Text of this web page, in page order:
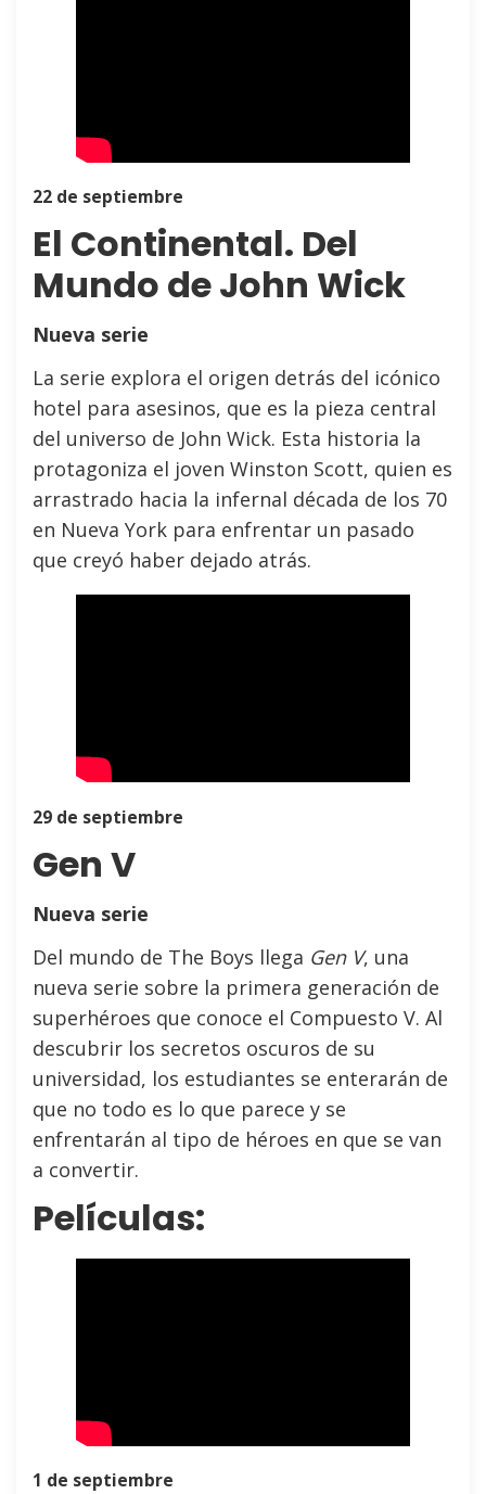
22 de septiembre
El Continental. Del
Mundo de John Wick
Nueva serie
La serie explora el origen detrás del icónico
hotel para asesinos, que es la pieza central
del universo de John Wick. Esta historia la
protagoniza el joven Winston Scott, quien es
arrastrado hacia la infernal década de los 70
en Nueva York para enfrentar un pasado
que creyó haber dejado atrás.
29 de septiembre
Gen V
Nueva serie
Del mundo de The Boys llega Gen V, una
nueva serie sobre la primera generación de
superhéroes que conoce el Compuesto V. Al
descubrir los secretos oscuros de su
universidad, los estudiantes se enterarán de
que no todo es lo que parece y se
enfrentarán al tipo de héroes en que se van
a convertir.
Películas:
1 de septiembre